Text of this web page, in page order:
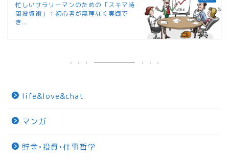
忙しいサラリーマンのための「スキマ時
間投資術」：初心者が無理なく実践で
き...
life&love&chat
マンガ
貯金•投資•仕事哲学